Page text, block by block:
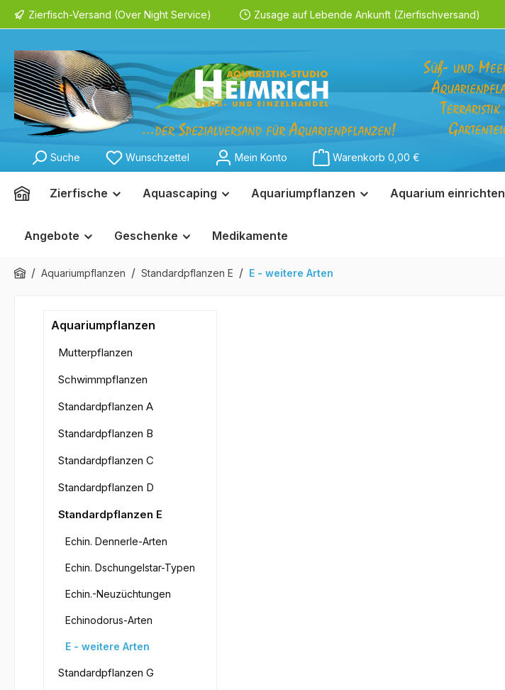
Zur Hauptnavigation springen
Zierfisch-Versand (Over Night Service) Zusage auf Lebende Ankunft (Zierfischversand)
Suche Wunschzettel Mein Konto Warenkorb 0,00 €
Zierfische Aquascaping Aquariumpflanzen Aquarium einrichten
Angebote Geschenke Medikamente
/ Aquariumpflanzen / Standardpflanzen E / E - weitere Arten
Aquariumpflanzen
Mutterpflanzen
Schwimmpflanzen
Standardpflanzen A
Standardpflanzen B
Standardpflanzen C
Standardpflanzen D
Standardpflanzen E
Echin. Dennerle-Arten
Echin. Dschungelstar-Typen
Echin.-Neuzüchtungen
Echinodorus-Arten
E - weitere Arten
Standardpflanzen G